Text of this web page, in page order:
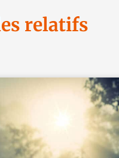
relatifs